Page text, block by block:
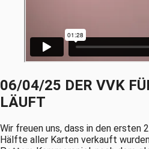
06/04/25 DER VVK
LÄUFT
Wir freuen uns, dass in den ersten
Hälfte aller Karten verkauft